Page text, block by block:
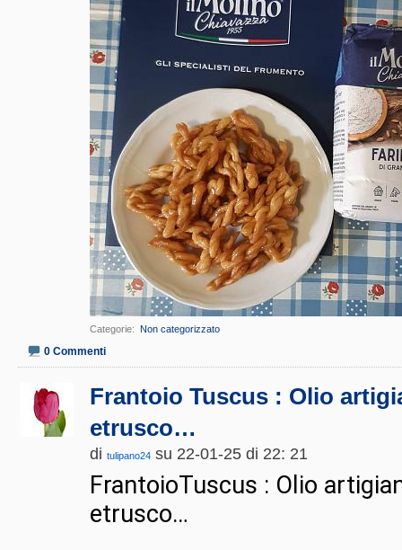
Categorie Non categorizzato
0 Commenti
Frantoio Tuscus : Olio
etrusco…
di tulipano24 su 22-01-25 di 22: 21
FrantoioTuscus : Olio
etrusco…